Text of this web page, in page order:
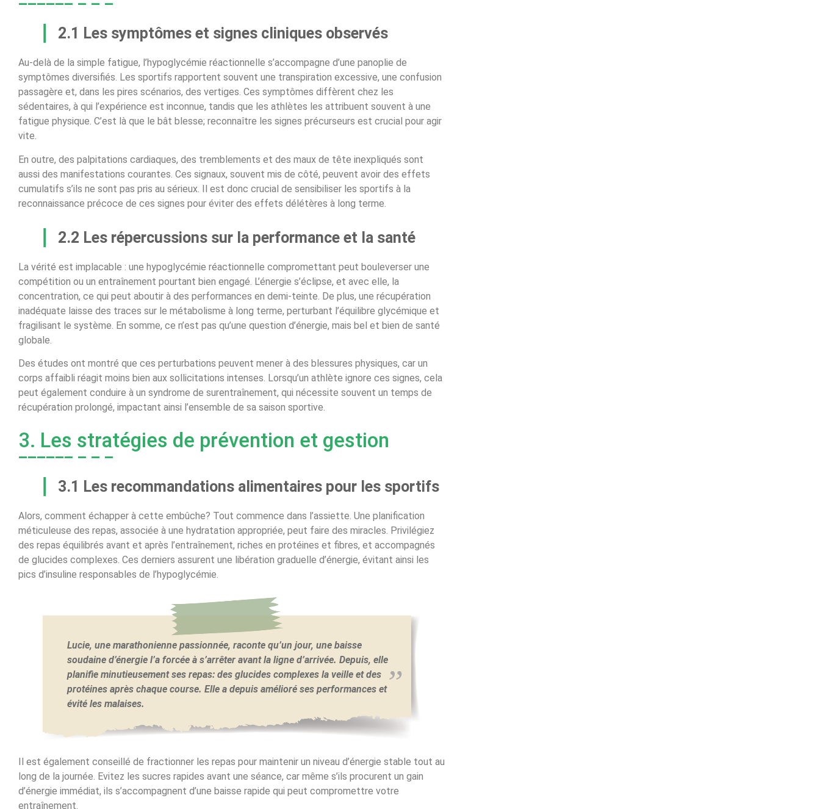
2.1 Les symptômes et signes cliniques observés
Au-delà de la simple fatigue, l’hypoglycémie réactionnelle s’accompagne d’une panoplie de
symptômes diversifiés. Les sportifs rapportent souvent une transpiration excessive, une confusion
passagère et, dans les pires scénarios, des vertiges. Ces symptômes diffèrent chez les
sédentaires, à qui l’expérience est inconnue, tandis que les athlètes les attribuent souvent à une
fatigue physique. C’est là que le bât blesse; reconnaître les signes précurseurs est crucial pour agir
vite.
En outre, des palpitations cardiaques, des tremblements et des maux de tête inexpliqués sont
aussi des manifestations courantes. Ces signaux, souvent mis de côté, peuvent avoir des effets
cumulatifs s’ils ne sont pas pris au sérieux. Il est donc crucial de sensibiliser les sportifs à la
reconnaissance précoce de ces signes pour éviter des effets délétères à long terme.
2.2 Les répercussions sur la performance et la santé
La vérité est implacable : une hypoglycémie réactionnelle compromettant peut bouleverser une
compétition ou un entraînement pourtant bien engagé. L’énergie s’éclipse, et avec elle, la
concentration, ce qui peut aboutir à des performances en demi-teinte. De plus, une récupération
inadéquate laisse des traces sur le métabolisme à long terme, perturbant l’équilibre glycémique et
fragilisant le système. En somme, ce n’est pas qu’une question d’énergie, mais bel et bien de santé
globale.
Des études ont montré que ces perturbations peuvent mener à des blessures physiques, car un
corps affaibli réagit moins bien aux sollicitations intenses. Lorsqu’un athlète ignore ces signes, cela
peut également conduire à un syndrome de surentraînement, qui nécessite souvent un temps de
récupération prolongé, impactant ainsi l’ensemble de sa saison sportive.
3. Les stratégies de prévention et gestion
3.1 Les recommandations alimentaires pour les sportifs
Alors, comment échapper à cette embûche? Tout commence dans l’assiette. Une planification
méticuleuse des repas, associée à une hydratation appropriée, peut faire des miracles. Privilégiez
des repas équilibrés avant et après l’entraînement, riches en protéines et fibres, et accompagnés
de glucides complexes. Ces derniers assurent une libération graduelle d’énergie, évitant ainsi les
pics d’insuline responsables de l’hypoglycémie.
Lucie, une marathonienne passionnée, raconte qu’un jour, une baisse
soudaine d’énergie l’a forcée à s’arrêter avant la ligne d’arrivée. Depuis, elle
planifie minutieusement ses repas: des glucides complexes la veille et des
protéines après chaque course. Elle a depuis amélioré ses performances et
évité les malaises.
Il est également conseillé de fractionner les repas pour maintenir un niveau d’énergie stable tout au
long de la journée. Evitez les sucres rapides avant une séance, car même s’ils procurent un gain
d’énergie immédiat, ils s’accompagnent d’une baisse rapide qui peut compromettre votre
entraînement.